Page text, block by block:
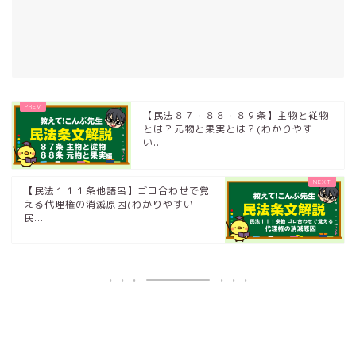
【民法８７・８８・８９条】主物と従物
とは？元物と果実とは？(わかりやす
い...
【民法１１１条他語呂】ゴロ合わせで覚
える代理権の消滅原因(わかりやすい
民...